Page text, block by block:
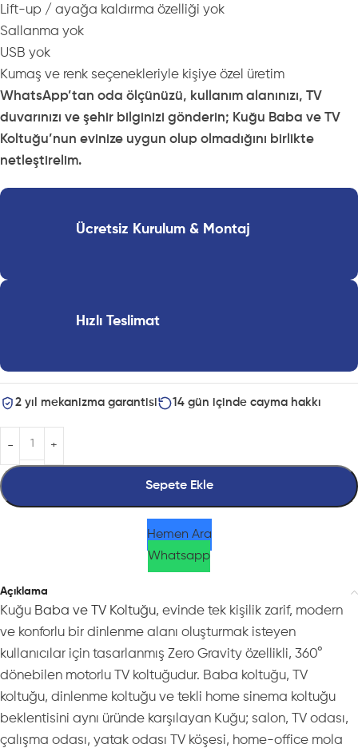
Lift-up / ayağa kaldırma özelliği yok
Sallanma yok
USB yok
Kumaş ve renk seçenekleriyle kişiye özel üretim
WhatsApp’tan oda ölçünüzü, kullanım alanınızı, TV
duvarınızı ve şehir bilginizi gönderin; Kuğu Baba ve TV
Koltuğu’nun evinize uygun olup olmadığını birlikte
netleştirelim.
Ücretsiz Kurulum & Montaj
Hızlı Teslimat
2 yıl mekanizma garantisi 14 gün içinde cayma hakkı
Sepete Ekle
Hemen Ara
Whatsapp
Açıklama
Kuğu Baba ve TV Koltuğu, evinde tek kişilik zarif, modern
ve konforlu bir dinlenme alanı oluşturmak isteyen
kullanıcılar için tasarlanmış Zero Gravity özellikli, 360°
dönebilen motorlu TV koltuğudur. Baba koltuğu, TV
koltuğu, dinlenme koltuğu ve tekli home sinema koltuğu
beklentisini aynı üründe karşılayan Kuğu; salon, TV odası,
çalışma odası, yatak odası TV köşesi, home-office mola